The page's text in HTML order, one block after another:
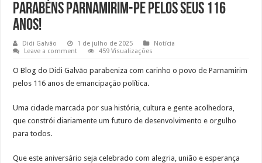
Parabéns Parnamirim-PE pelos seus 116
anos!
Didi Galvão 1 de julho de 2025
Notícia
Leave a comment
459 Visualizações
O Blog do Didi Galvão parabeniza com carinho o povo de Parnamirim
pelos 116 anos de emancipação política.
Uma cidade marcada por sua história, cultura e gente acolhedora,
que constrói diariamente um futuro de desenvolvimento e orgulho
para todos.
Que este aniversário seja celebrado com alegria, união e esperança